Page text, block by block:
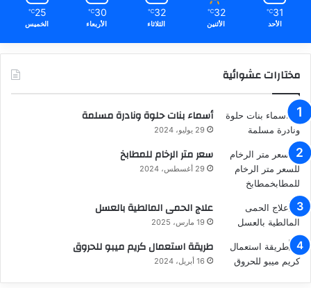
31
℃
الأحد
32
℃
الأثنين
32
℃
الثلاثاء
30
℃
الأربعاء
25
℃
الخميس
مختارات عشوائية
أسماء بنات حلوة ونادرة مسلمة
29 يوليو، 2024
سعر متر الرخام للمطابخ
29 أغسطس، 2024
علاج الحمى المالطية بالعسل
19 مارس، 2025
طريقة استعمال كريم ميبو للحروق
16 أبريل، 2024